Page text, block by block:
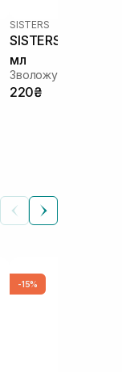
SISTERS
SISTERS
мл
Зволожувальний
220₴
-15%